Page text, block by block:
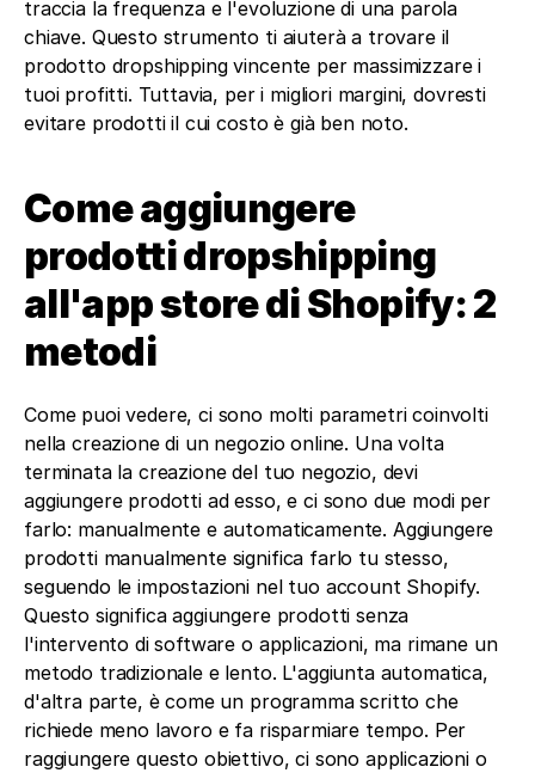
traccia la frequenza e l'evoluzione di una parola
chiave. Questo strumento ti aiuterà a trovare il
prodotto dropshipping vincente per massimizzare i
tuoi profitti. Tuttavia, per i migliori margini, dovresti
evitare prodotti il cui costo è già ben noto.
Come aggiungere
prodotti dropshipping
all'app store di Shopify: 2
metodi
Come puoi vedere, ci sono molti parametri coinvolti
nella creazione di un negozio online. Una volta
terminata la creazione del tuo negozio, devi
aggiungere prodotti ad esso, e ci sono due modi per
farlo: manualmente e automaticamente. Aggiungere
prodotti manualmente significa farlo tu stesso,
seguendo le impostazioni nel tuo account Shopify.
Questo significa aggiungere prodotti senza
l'intervento di software o applicazioni, ma rimane un
metodo tradizionale e lento. L'aggiunta automatica,
d'altra parte, è come un programma scritto che
richiede meno lavoro e fa risparmiare tempo. Per
raggiungere questo obiettivo, ci sono applicazioni o